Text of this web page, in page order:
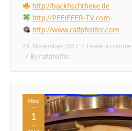
http://backfischtheke.de
http://PFEIFFER-TV.com
http://www.ralfpfeiffer.com
24. November 2017 Leave a
By ralfpfeiffer
März
1